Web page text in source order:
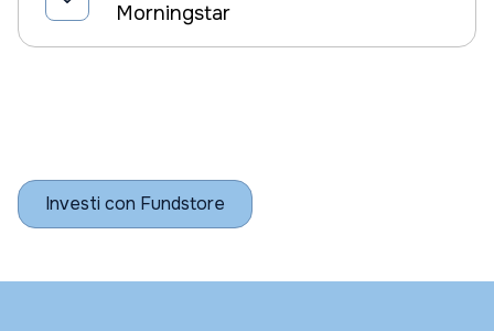
Morningstar
Investi con Fundstore